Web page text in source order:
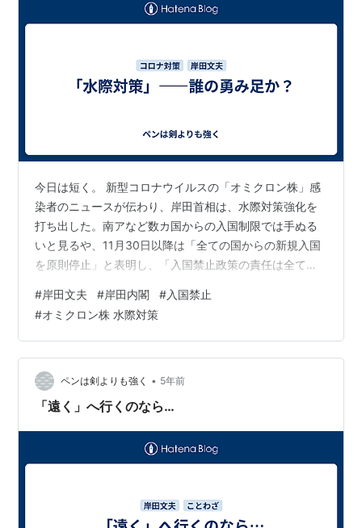
今日は短く。 新型コロナウイルスの「オミクロン株」感
染者のニュースが伝わり、岸田首相は、水際対策強化を
打ち出した。南アなど数カ国からの入国制限では手ぬる
いと見るや、11月30日以降は「全ての国からの新規入国
を原則停止」と表明し、「入国禁止政策の責任は全て私
演出したい色気はあったにしても機動的である。こうな
れば航空各社に国際線の新規予約の停止を求めるのは当
然の成り行きに思えるが、12月1日夜、この方針は、1日
にして撤回された。どうしてこんな朝令暮改のドタバタ
となったのか。忖度したら違ってたという話は本当なの
か。理由を考えてみると… ① 国交省の役…
#岸田文夫 #岸田内閣 #入国禁止
#オミクロン株 水際対策
ペンは剣よりも強く • 5年前
「遠く」へ行くのなら…